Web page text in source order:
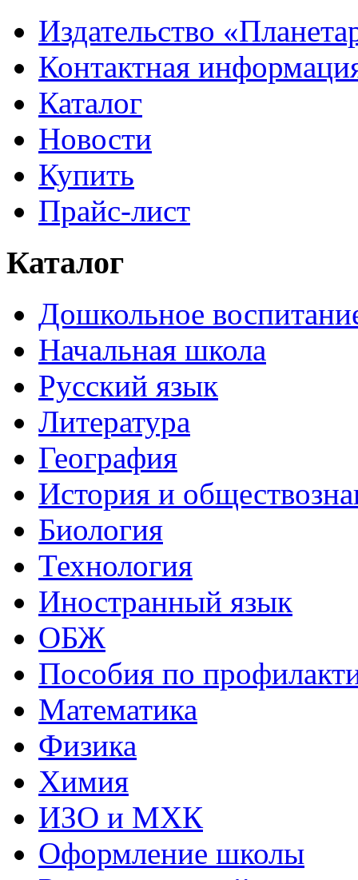
Издательство
Контактная
Каталог
Новости
Купить
Прайс-лист
Каталог
Дошкольное
Начальная школа
Русский язык
Литература
География
История и
Биология
Технология
Иностранный язык
ОБЖ
Пособия по
Математика
Физика
Химия
ИЗО и МХК
Оформление школы